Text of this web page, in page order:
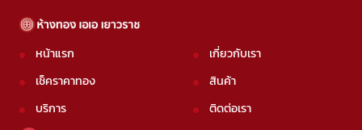
หน้าแรก
เช็คราคาทอง
บริการ
เกี่ยวกับเรา
สินค้า
ติดต่อเรา